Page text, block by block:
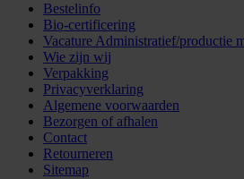
Bestelinfo
Bio-certificering
Vacature Administratief/productie
Wie zijn wij
Verpakking
Privacyverklaring
Algemene voorwaarden
Bezorgen of afhalen
Contact
Retourneren
Sitemap